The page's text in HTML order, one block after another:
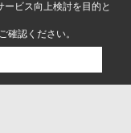
ビス向上検討を目的と
確認ください。